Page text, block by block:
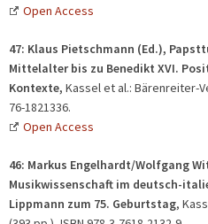
Open Access
47: Klaus Pietschmann (Ed.),
Mittelalter bis zu Benedikt XVI.
Kontexte, Kassel et al.: Bärenreiter-
76-1821336.
Open Access
46: Markus Engelhardt/Wolfgang
Musikwissenschaft im deutsch-
Lippmann zum 75. Geburtstag,